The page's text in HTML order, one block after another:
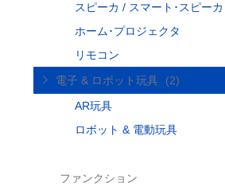
スピーカ / スマート･スピー
ホーム･プロジェクタ
リモコン
電子 & ロボット玩具
(2)
AR玩具
ロボット & 電動玩具
ファンクション